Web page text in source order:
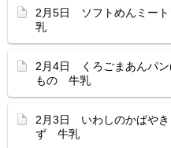
2月5日 ソフトめんミー
乳
2月4日 くろごまあんパ
もの 牛乳
2月3日 いわしのかばや
ず 牛乳